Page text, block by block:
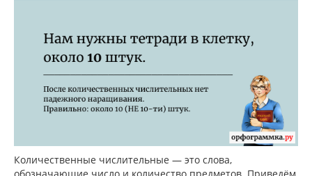
Количественные числительные — это слова,